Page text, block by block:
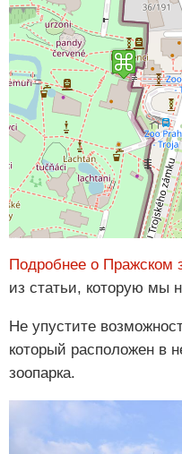
Подробнее о Пражском
из статьи, которую мы
Не упустите
который расположен в
зоопарка.